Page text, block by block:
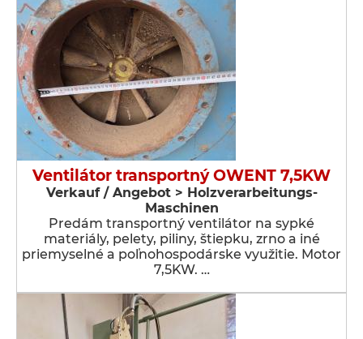
Ventilátor transportný OWENT 7,5KW
Verkauf / Angebot > Holzverarbeitungs-
Maschinen
Predám transportný ventilátor na sypké
materiály, pelety, piliny, štiepku, zrno a iné
priemyselné a poľnohospodárske využitie. Motor
7,5KW. …